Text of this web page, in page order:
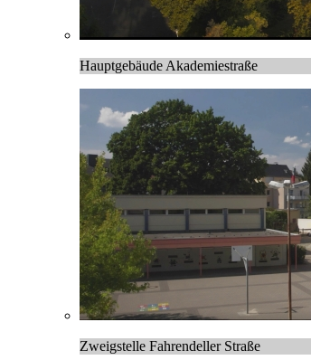
Hauptgebäude Akademiestraße
Zweigstelle Fahrendeller Straße